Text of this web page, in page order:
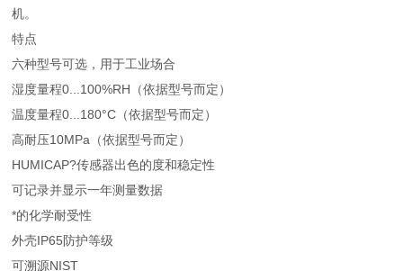
机。
特点
六种型号可选，用于工业场合
湿度量程0...100%RH（依据型号而定）
温度量程0...180°C（依据型号而定）
高耐压10MPa（依据型号而定）
HUMICAP?传感器出色的度和稳定性
可记录并显示一年测量数据
*的化学耐受性
外壳IP65防护等级
可溯源NIST